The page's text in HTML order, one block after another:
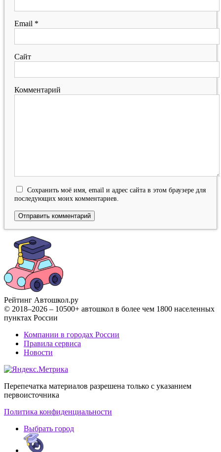
Email *
Сайт
Комментарий
Сохранить моё имя, email и адрес сайта в этом браузере для
последующих моих комментариев.
Рейтинг Автошкол.ру
© 2018–2026 – 10500+ автошкол в более чем 1800 населенных
пунктах России
Компании в городах России
Правила сервиса
Новости
Перепечатка материалов разрешена только с указанием
первоисточника
Политика конфиденциальности
Выбрать город